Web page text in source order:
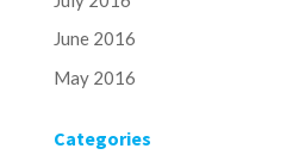
June 2016
May 2016
Categories